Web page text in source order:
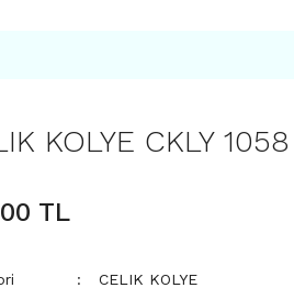
KOLYE CKLY 1058
TL
CELIK KOLYE